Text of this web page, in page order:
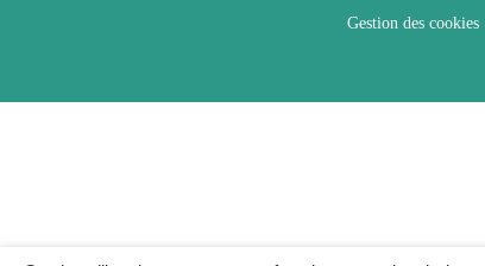
Gestion des cookies